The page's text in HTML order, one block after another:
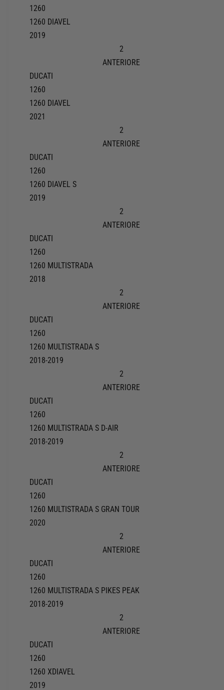
1260
1260 DIAVEL
2019
2
ANTERIORE
DUCATI
1260
1260 DIAVEL
2021
2
ANTERIORE
DUCATI
1260
1260 DIAVEL S
2019
2
ANTERIORE
DUCATI
1260
1260 MULTISTRADA
2018
2
ANTERIORE
DUCATI
1260
1260 MULTISTRADA S
2018-2019
2
ANTERIORE
DUCATI
1260
1260 MULTISTRADA S D-AIR
2018-2019
2
ANTERIORE
DUCATI
1260
1260 MULTISTRADA S GRAN TOUR
2020
2
ANTERIORE
DUCATI
1260
1260 MULTISTRADA S PIKES PEAK
2018-2019
2
ANTERIORE
DUCATI
1260
1260 XDIAVEL
2019